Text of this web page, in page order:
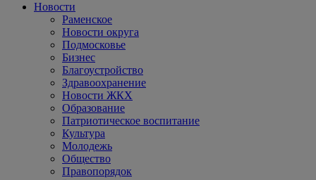
Новости
Раменское
Новости округа
Подмосковье
Бизнес
Благоустройство
Здравоохранение
Новости ЖКХ
Образование
Патриотическое воспитание
Культура
Молодежь
Общество
Правопорядок